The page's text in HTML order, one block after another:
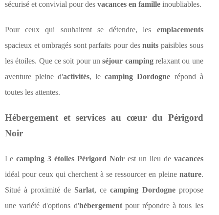
sécurisé et convivial pour des vacances en famille inoubliables.
Pour ceux qui souhaitent se détendre, les emplacements
spacieux et ombragés sont parfaits pour desnuits paisibles sous
les étoiles. Que ce soit pour unséjour campingrelaxant ou une
aventure pleine d'activités, lecamping Dordogne répond à
toutes les attentes.
Hébergement et services au cœur du Périgord
Noir
Le camping 3 étoiles Périgord Noirest un lieu de vacances
idéal pour ceux qui cherchent à se ressourcer en pleine nature.
Situé à proximité de Sarlat, cecamping Dordognepropose
une variété d'options d'hébergementpour répondre à tous les